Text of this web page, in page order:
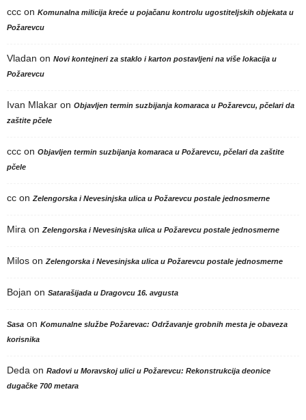
ccc on Komunalna milicija kreće u pojačanu kontrolu ugostiteljskih objekata u
Požarevcu
Vladan on Novi kontejneri za staklo i karton postavljeni na više lokacija u
Požarevcu
Ivan Mlakar on Objavljen termin suzbijanja komaraca u Požarevcu, pčelari da
zaštite pčele
ccc on Objavljen termin suzbijanja komaraca u Požarevcu, pčelari da zaštite
pčele
cc onZelengorska i Nevesinjska ulica u Požarevcu postale jednosmerne
Mira onZelengorska i Nevesinjska ulica u Požarevcu postale jednosmerne
Milos onZelengorska i Nevesinjska ulica u Požarevcu postale jednosmerne
Bojan on Satarašijada u Dragovcu 16. avgusta
Sasa on Komunalne službe Požarevac: Održavanje grobnih mesta je obaveza
korisnika
Deda on Radovi u Moravskoj ulici u Požarevcu: Rekonstrukcija deonice
dugačke 700 metara